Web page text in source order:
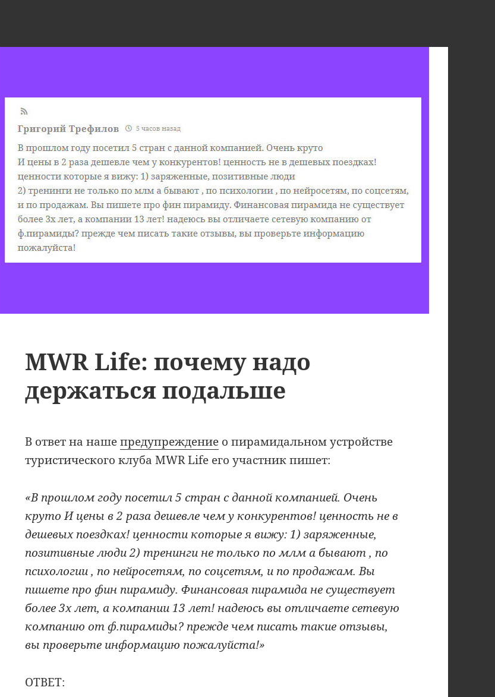
MWR Life: почему надо
держаться подальше
В ответ на нашепредупреждение о пирамидальном устройстве
туристического клуба MWR Life его участник пишет:
«В прошлом году посетил 5 стран с данной компанией. Очень
круто И цены в 2 раза дешевле чем у конкурентов! ценность не в
дешевых поездках! ценности которые я вижу: 1) заряженные,
позитивные люди 2) тренинги не только по млм а бывают , по
психологии , по нейросетям, по соцсетям, и по продажам. Вы
пишете про фин пирамиду. Финансовая пирамида не существует
более 3х лет, а компании 13 лет! надеюсь вы отличаете сетевую
компанию от ф.пирамиды? прежде чем писать такие отзывы,
вы проверьте информацию пожалуйста!»
ОТВЕТ: